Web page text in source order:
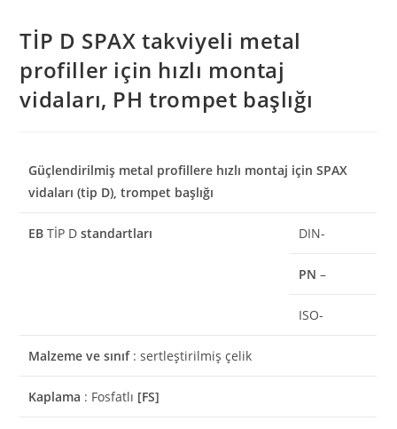
TİP D SPAX takviyeli metal
profiller için hızlı montaj
vidaları, PH trompet başlığı
Güçlendirilmiş metal profillere hızlı montaj için SPAX
vidaları (tip D), trompet başlığı
EB TİP Dstandartları DIN-
PN –
ISO-
Malzeme ve sınıf: sertleştirilmiş çelik
Kaplama : Fosfatlı [FS]